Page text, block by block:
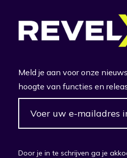
Meld je aan voor onze
hoogte van functies en
Door je in te schrijven ga je